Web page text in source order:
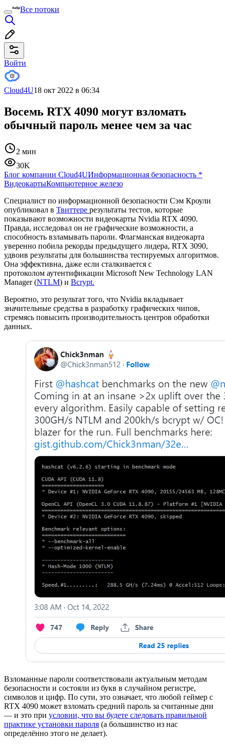
Все потоки
Войти
Cloud4U18 окт 2022 в 06:34
Восемь RTX 4090 могут взломать
обычный пароль менее чем за час
2 мин
30K
Блог компании Cloud4UИнформационная безопасность *
ВидеокартыКомпьютерное железо
Специалист по информационной безопасности Сэм Кроули
опубликовал в Твиттере результаты тестов, которые
показывают возможности видеокарты Nvidia RTX 4090.
Правда, исследовал он не графические возможности, а
способность взламывать пароли. Флагманская видеокарта
уверенно побила рекорды предыдущего лидера, RTX 3090,
удвоив результаты для большинства тестируемых алгоритмов.
Она эффективна, даже если сталкивается с
протоколом аутентификации Microsoft New Technology LAN
Manager (NTLM) и Bcrypt.
Вероятно, это результат того, что Nvidia вкладывает
значительные средства в разработку графических чипов,
стремясь повысить производительность центров обработки
данных.
Взломанные пароли соответствовали актуальным методам
безопасности и состояли из букв в случайном регистре,
символов и цифр. По сути, это означает, что любой геймер с
RTX 4090 может взломать средний пароль за считанные дни
— и это при условии, что вы будете следовать правильной
практике установки пароля (а большинство из нас
определённо этого не делает).